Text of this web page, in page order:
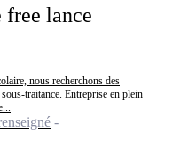
free lance
nous recherchons des
traitance. Entreprise en plein